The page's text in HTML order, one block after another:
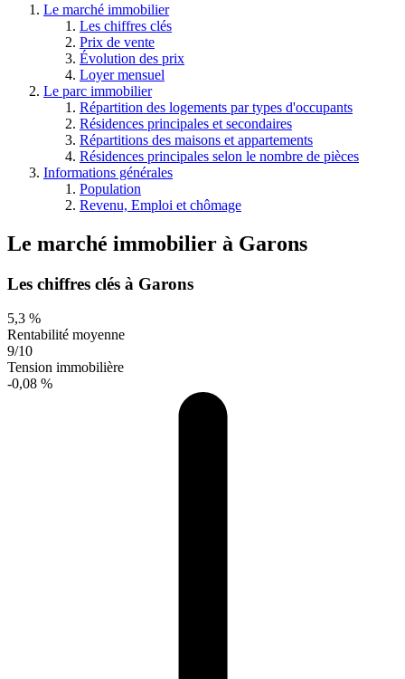
Le marché immobilier
Les chiffres clés
Prix de vente
Évolution des prix
Loyer mensuel
Le parc immobilier
Répartition des logements par types d'occupants
Résidences principales et secondaires
Répartitions des maisons et appartements
Résidences principales selon le nombre de pièces
Informations générales
Population
Revenu, Emploi et chômage
Le marché immobilier à Garons
Les chiffres clés à Garons
5,3 %
Rentabilité moyenne
9/10
Tension immobilière
-0,08 %